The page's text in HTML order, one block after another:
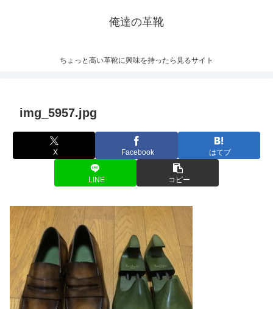
俺達の革靴
ちょっと高い革靴に興味を持ったら見るサイト
img_5957.jpg
X Facebook はてブ
LINE コピー